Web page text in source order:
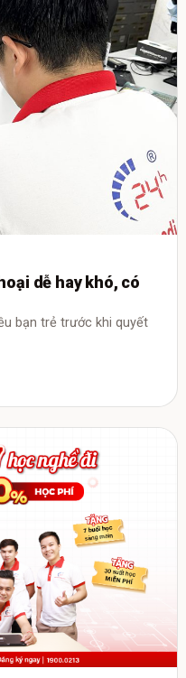
dễ hay khó, có
bạn trẻ trước khi quyết